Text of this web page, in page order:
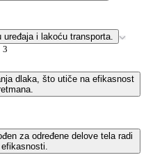
i lakoću transporta.
3
dlaka, što utiče na efikasnost
za određene delove tela radi